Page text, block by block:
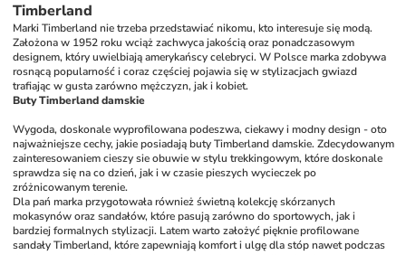
Timberland
Marki Timberland nie trzeba przedstawiać nikomu, kto interesuje się modą.
Założona w 1952 roku wciąż zachwyca jakością oraz ponadczasowym
designem, który uwielbiają amerykańscy celebryci. W Polsce marka zdobywa
rosnącą popularność i coraz częściej pojawia się w stylizacjach gwiazd
trafiając w gusta zarówno mężczyzn, jak i kobiet.
Buty Timberland damskie
Wygoda, doskonale wyprofilowana podeszwa, ciekawy i modny design - oto
najważniejsze cechy, jakie posiadają buty Timberland damskie. Zdecydowanym
zainteresowaniem cieszy sie obuwie w stylu trekkingowym, które doskonale
sprawdza się na co dzień, jak i w czasie pieszych wycieczek po
zróżnicowanym terenie.
Dla pań marka przygotowała również świetną kolekcję skórzanych
mokasynów oraz sandałów, które pasują zarówno do sportowych, jak i
bardziej formalnych stylizacji. Latem warto założyć pięknie profilowane
sandały Timberland, które zapewniają komfort i ulgę dla stóp nawet podczas